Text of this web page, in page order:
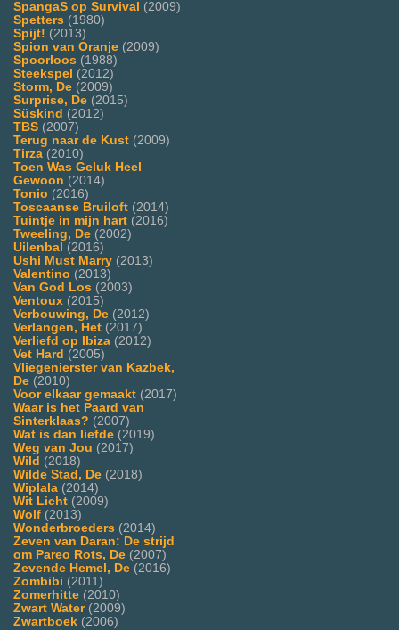
SpangaS op Survival (2009)
Spetters (1980)
Spijt! (2013)
Spion van Oranje (2009)
Spoorloos (1988)
Steekspel (2012)
Storm, De (2009)
Surprise, De (2015)
Süskind (2012)
TBS (2007)
Terug naar de Kust (2009)
Tirza (2010)
Toen Was Geluk Heel
Gewoon (2014)
Tonio (2016)
Toscaanse Bruiloft (2014)
Tuintje in mijn hart (2016)
Tweeling, De (2002)
Uilenbal (2016)
Ushi Must Marry (2013)
Valentino (2013)
Van God Los (2003)
Ventoux (2015)
Verbouwing, De (2012)
Verlangen, Het (2017)
Verliefd op Ibiza (2012)
Vet Hard (2005)
Vliegenierster van Kazbek,
De (2010)
Voor elkaar gemaakt (2017)
Waar is het Paard van
Sinterklaas? (2007)
Wat is dan liefde (2019)
Weg van Jou (2017)
Wild (2018)
Wilde Stad, De (2018)
Wiplala (2014)
Wit Licht (2009)
Wolf (2013)
Wonderbroeders (2014)
Zeven van Daran: De strijd
om Pareo Rots, De (2007)
Zevende Hemel, De (2016)
Zombibi (2011)
Zomerhitte (2010)
Zwart Water(2009)
Zwartboek (2006)